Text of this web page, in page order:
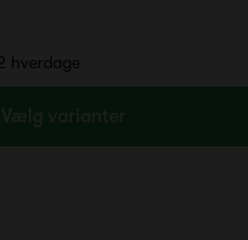
hverdage
Vælg varianter